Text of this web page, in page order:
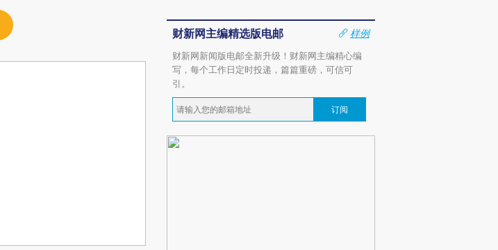
财新网主编精选版电邮
样例
财新网新闻版电邮全新升级！财新网主编精心编
写，每个工作日定时投递，篇篇重磅，可信可
引。
订阅